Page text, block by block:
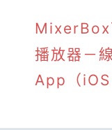
MixerBox
播放器－
App（